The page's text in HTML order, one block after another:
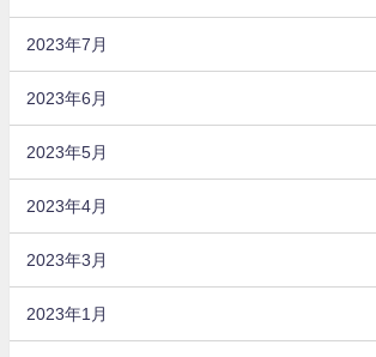
2023年7月
2023年6月
2023年5月
2023年4月
2023年3月
2023年1月